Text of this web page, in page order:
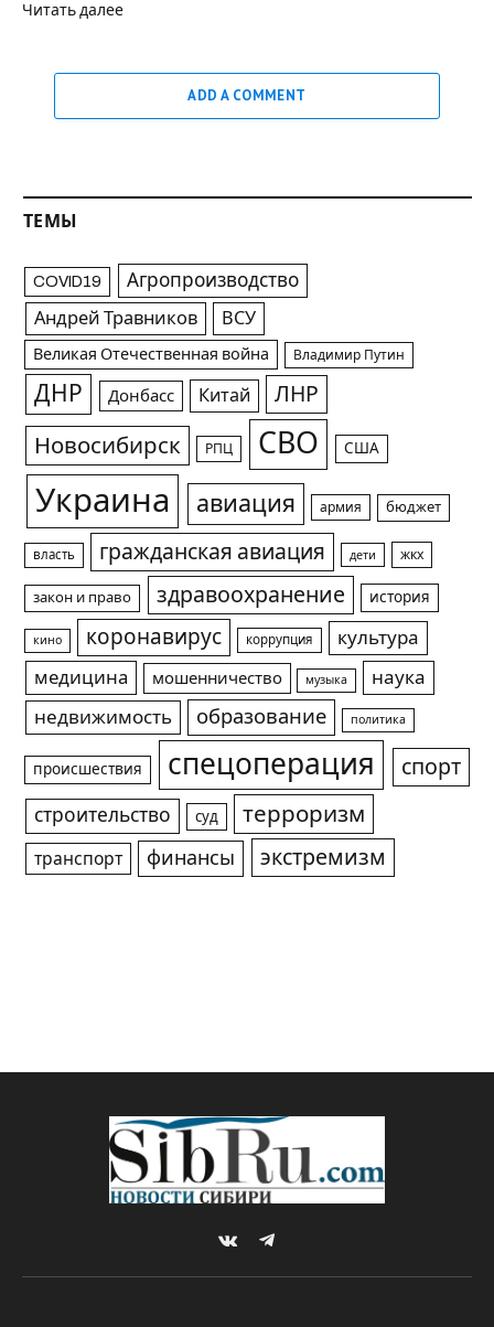
Читать далее
ADD A COMMENT
ТЕМЫ
COVID19 Агропроизводство
Андрей Травников ВСУ
Великая Отечественная война Владимир Путин
ДНР Донбасс Китай ЛНР
Новосибирск РПЦ СВО США
Украина авиация армия бюджет
власть гражданская авиация дети жкх
закон и право здравоохранение история
кино коронавирус коррупция
культура
медицина
мошенничество музыка
наука
недвижимость
образование политика
происшествия спецоперация спорт
строительство суд терроризм
транспорт финансы экстремизм
VKontakteTelegram